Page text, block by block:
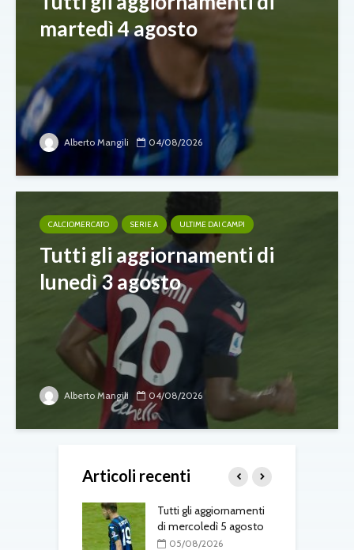
martedì 4 agosto
Alberto Mangili 04/08/2026
CALCIOMERCATO SERIE A ULTIME DAI CAMPI
Tutti gli aggiornamenti di
lunedì 3 agosto
Alberto Mangili 04/08/2026
Articoli recenti
Tutti gli aggiornamenti
di mercoledì 5 agosto
05/08/2026